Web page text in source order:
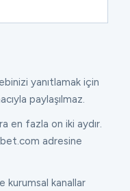
yanıtlamak için
paylaşılmaz.
en fazla on iki aydır.
adresine
kurumsal kanallar